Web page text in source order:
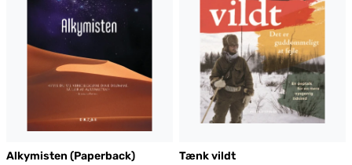
Alkymisten (Paperback) Tænk vildt